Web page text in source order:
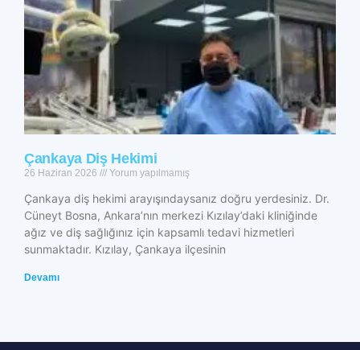
Çankaya Diş Hekimi
26 Haziran 2026 Yorum yapılmamış
Çankaya diş hekimi arayışındaysanız doğru yerdesiniz. Dr.
Cüneyt Bosna, Ankara’nın merkezi Kızılay’daki kliniğinde
ağız ve diş sağlığınız için kapsamlı tedavi hizmetleri
sunmaktadır. Kızılay, Çankaya ilçesinin
Devamı